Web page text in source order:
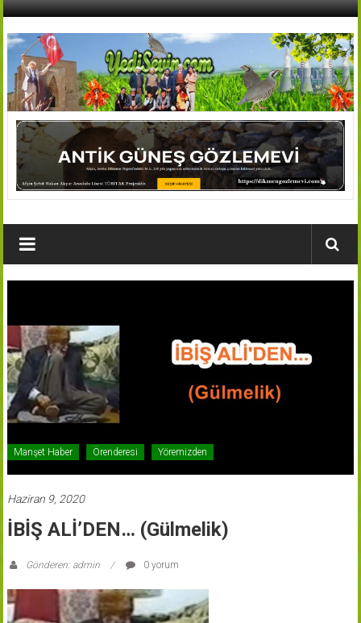
İçeriğe
AFŞİN
YEDİSEVİN
HABER
Köyleri
Manşet Haber Örenderesi Yöremizden
Haziran 9, 2020
İBİŞ ALİ’DEN… (Gülmelik)
Gönderen: admin 0 yorum